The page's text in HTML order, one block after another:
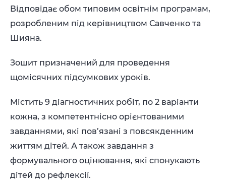
Відповідає обом типовим освітнім програмам,
розробленим під керівництвом Савченко та
Шияна.
Зошит призначений для проведення
щомісячних підсумкових уроків.
Містить 9 діагностичних робіт, по 2 варіанти
кожна, з компетентнісно орієнтованими
завданнями, які пов’язані з повсякденним
життям дітей. А також завдання з
формувального оцінювання, які спонукають
дітей до рефлексії.